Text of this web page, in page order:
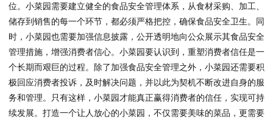
位。小菜园需要建立健全的食品安全管理体系，从食材采购、加工、
储存到销售的每一个环节，都必须严格把控，确保食品安全卫生。同
时，小菜园也需要加强信息披露，公开透明地向公众展示其食品安全
管理措施，增强消费者信心。小菜园要认识到，重塑消费者信任是一
个长期而艰巨的过程。除了加强食品安全管理之外，小菜园还需要积
极回应消费者投诉，及时解决问题，并以此为契机不断改进自身的服
务和管理。只有这样，小菜园才能真正赢得消费者的信任，实现可持
续发展。打造一个让人放心的小菜园，不仅需要美味的菜品，更需要